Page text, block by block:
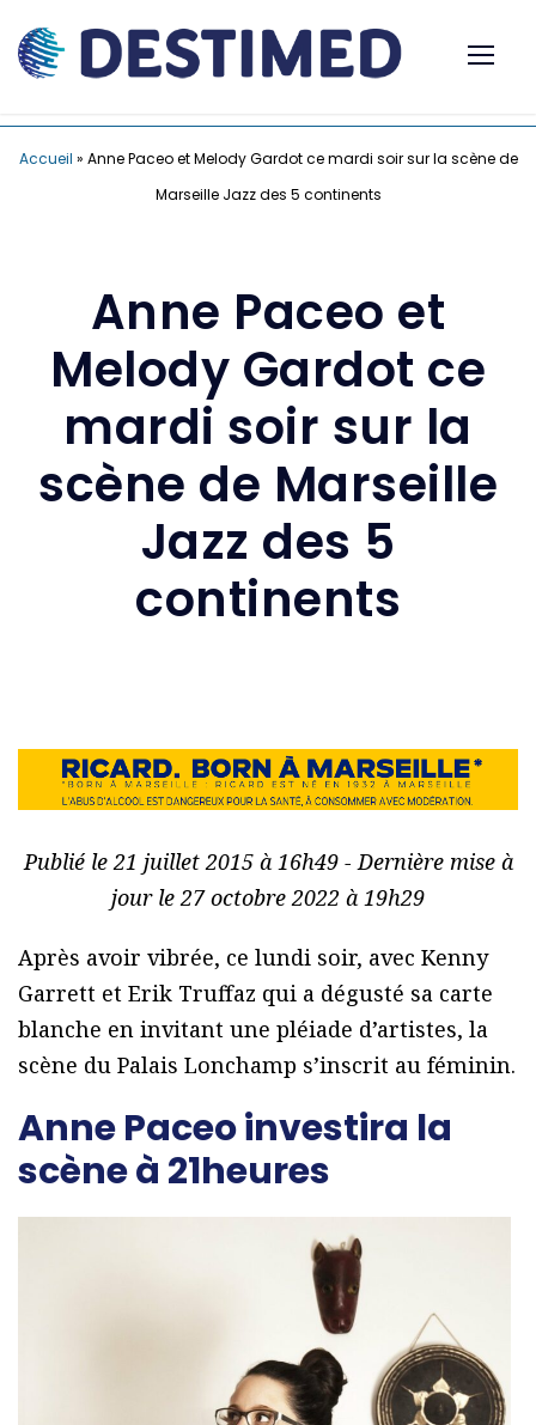
Accueil » Anne Paceo et Melody Gardot ce mardi soir sur la scène de
Marseille Jazz des 5 continents
Anne Paceo et
Melody Gardot ce
mardi soir sur la
scène de Marseille
Jazz des 5
continents
Publié le 21 juillet 2015 à 16h49 - Dernière mise à
jour le 27 octobre 2022 à 19h29
Après avoir vibrée, ce lundi soir, avec Kenny
Garrett et Erik Truffaz qui a dégusté sa carte
blanche en invitant une pléiade d’artistes, la
scène du Palais Lonchamp s’inscrit au féminin.
Anne Paceo investira la
scène à 21heures